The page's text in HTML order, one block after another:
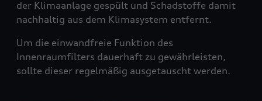
der Klimaanlage gespült und Schadstoffe damit
nachhaltig aus dem Klimasystem entfernt.
Um die einwandfreie Funktion des
Innenraumfilters dauerhaft zu gewährleisten,
sollte dieser regelmäßig ausgetauscht werden.